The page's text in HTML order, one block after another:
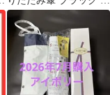
ーズ柄